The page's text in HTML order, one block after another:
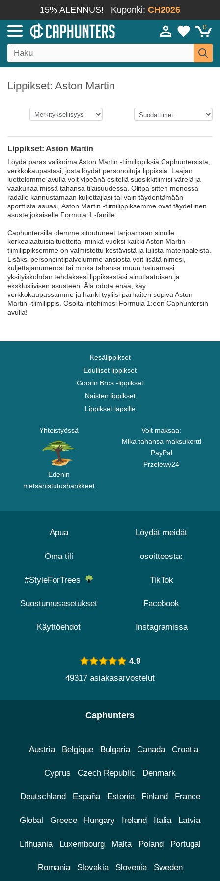
15% ALENNUS! Kuponki: CH2026
0
Lippikset: Aston Martin
Lippikset: Aston Martin
Löydä paras valikoima Aston Martin -tiimilippiksiä Caphuntersista,
verkkokaupastasi, josta löydät personoituja lippiksiä. Laajan
luettelomme avulla voit ylpeänä esitellä suosikkitiimisi värejä ja
vaakunaa missä tahansa tilaisuudessa. Olitpa sitten menossa
radalle kannustamaan kuljettajiasi tai vain täydentämään
sporttista asuasi, Aston Martin -tiimilippiksemme ovat täydellinen
asuste jokaiselle Formula 1 -fanille.
Caphuntersilla olemme sitoutuneet tarjoamaan sinulle
korkealaatuisia tuotteita, minkä vuoksi kaikki Aston Martin -
tiimilippiksemme on valmistettu kestävistä ja lujista materiaaleista.
Lisäksi personointipalvelumme ansiosta voit lisätä nimesi,
kuljettajanumerosi tai minkä tahansa muun haluamasi
yksityiskohdan tehdäksesi lippiksestäsi ainutlaatuisen ja
eksklusiivisen asusteen. Älä odota enää, käy
verkkokaupassamme ja hanki tyyliisi parhaiten sopiva Aston
Martin -tiimilippis. Osoita intohimosi Formula 1:een Caphuntersin
avulla!
Kesälippikset
Edulliset lippikset
Goorin Bros -lippikset
Naisten lippikset
Lippikset lapsille
Yhteistyössä
Edenin
metsänistutushankkeet
Voit maksaa:
Mikä tahansa maksukortti
PayPal
Przelewy24
Apua
Oma tili
#StyleForTrees
Suostumusasetukset
Käyttöehdot
Löydät meidät
osoitteesta:
TikTok
Facebook
Instagramissa
4.9
49317 asiakasarvostelut
Caphunters
Austria Belgique Bulgaria Canada Croatia
Cyprus Czech Republic Denmark
Deutschland España Estonia Finland France
Global Greece Hungary Ireland Italia Latvia
Lithuania Luxembourg Malta Poland Portugal
Romania Slovakia Slovenia Sweden